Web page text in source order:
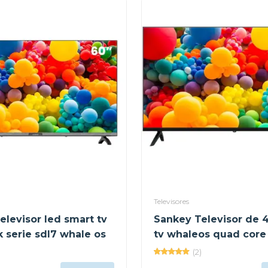
led smart tv
serie sdl7 whale os
Televisores
Sankey Televisor de
tv whaleos quad core
(2)